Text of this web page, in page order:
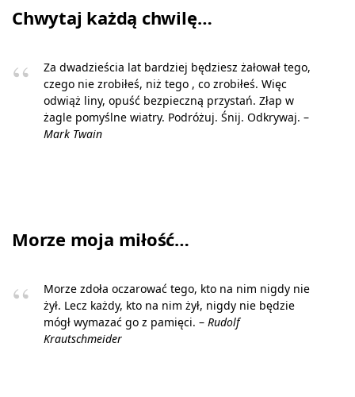
Chwytaj każdą chwilę…
Za dwadzieścia lat bardziej będziesz żałował tego,
czego nie zrobiłeś, niż tego , co zrobiłeś. Więc
odwiąż liny, opuść bezpieczną przystań. Złap w
żagle pomyślne wiatry. Podróżuj. Śnij. Odkrywaj. –
Mark Twain
Morze moja miłość…
Morze zdoła oczarować tego, kto na nim nigdy nie
żył. Lecz każdy, kto na nim żył, nigdy nie będzie
mógł wymazać go z pamięci. – Rudolf
Krautschmeider